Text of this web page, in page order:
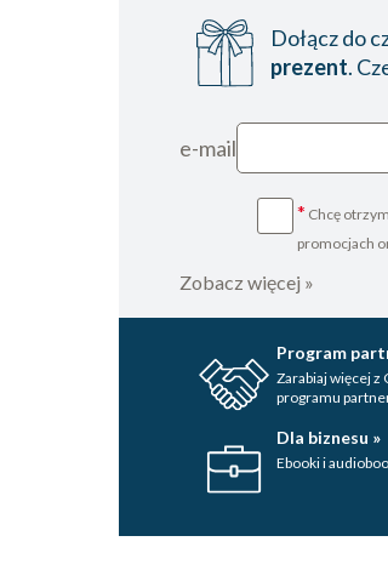
Dołącz do
prezent.
e-mail
* Chcę
promocjach
Zobacz więcej »
Program
Zarabiaj więcej z
programu
Dla biznesu »
Ebooki i